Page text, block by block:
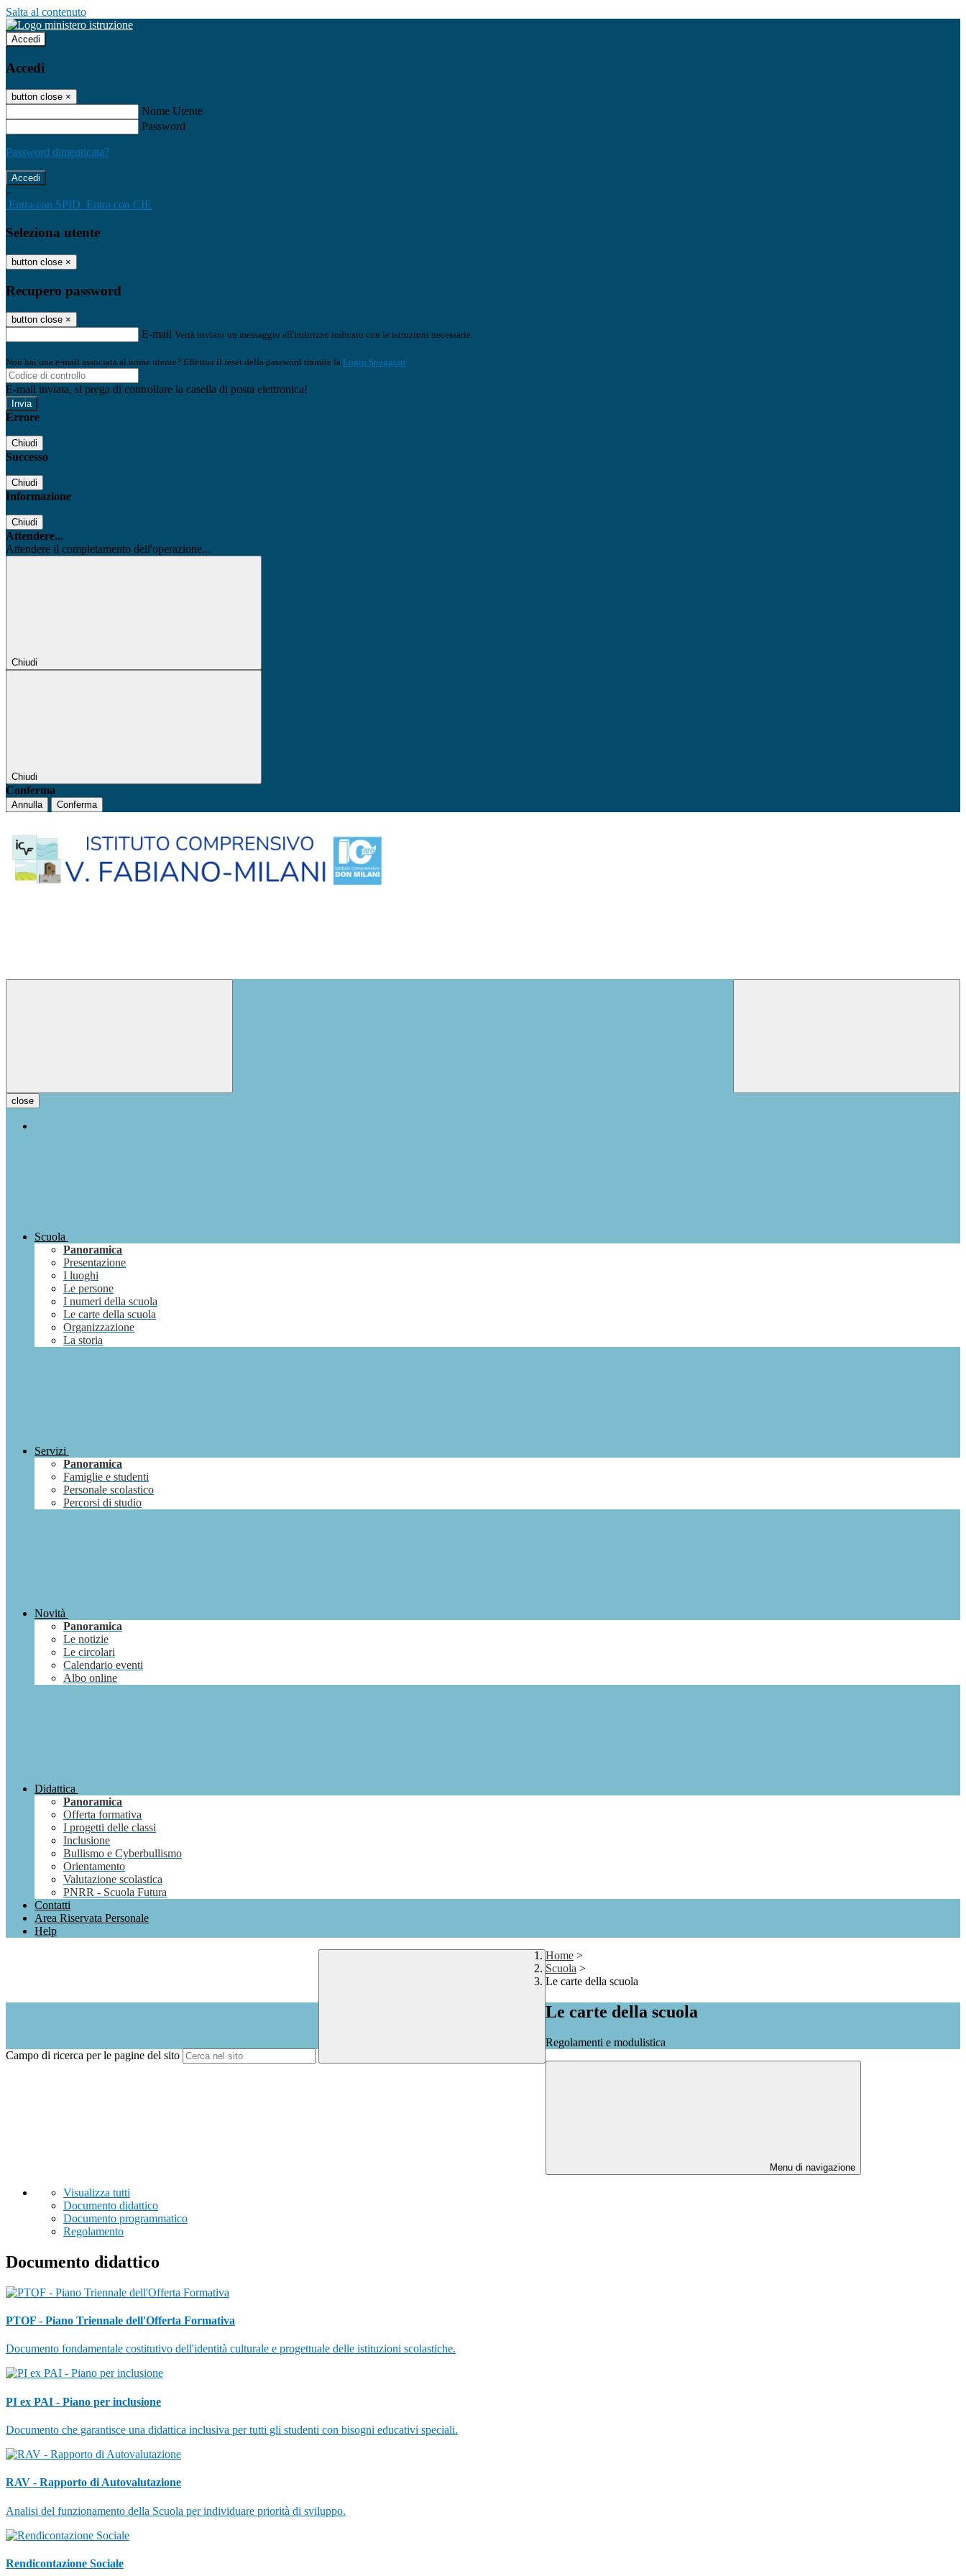
Salta al contenuto
Accedi
Accedi
button close ×
Nome Utente
Password
Password dimenticata?
-
Entra con SPID Entra con CIE
Seleziona utente
button close ×
Recupero password
button close ×
E-mail Verrà inviato un messaggio all'indirizzo indicato con le istruzioni necessarie.
Non hai una e-mail associata al nome utente? Effettua il reset della password tramite la Login Spaggiari
E-mail inviata, si prega di controllare la casella di posta elettronica!
Errore
Chiudi
Successo
Chiudi
Informazione
Chiudi
Attendere...
Attendere il completamento dell'operazione...
Chiudi
Chiudi
Conferma
Annulla Conferma
close
Scuola
Panoramica
Presentazione
I luoghi
Le persone
I numeri della scuola
Le carte della scuola
Organizzazione
La storia
Servizi
Panoramica
Famiglie e studenti
Personale scolastico
Percorsi di studio
Novità
Panoramica
Le notizie
Le circolari
Calendario eventi
Albo online
Didattica
Panoramica
Offerta formativa
I progetti delle classi
Inclusione
Bullismo e Cyberbullismo
Orientamento
Valutazione scolastica
PNRR - Scuola Futura
Contatti
Area Riservata Personale
Help
Campo di ricerca per le pagine del sito
Home >
Scuola >
Le carte della scuola
Le carte della scuola
Regolamenti e modulistica
Menu di navigazione
Visualizza tutti
Documento didattico
Documento programmatico
Regolamento
Documento didattico
PTOF - Piano Triennale dell'Offerta Formativa
Documento fondamentale costitutivo dell'identità culturale e progettuale delle istituzioni scolastiche.
PI ex PAI - Piano per inclusione
Documento che garantisce una didattica inclusiva per tutti gli studenti con bisogni educativi speciali.
RAV - Rapporto di Autovalutazione
Analisi del funzionamento della Scuola per individuare priorità di sviluppo.
Rendicontazione Sociale